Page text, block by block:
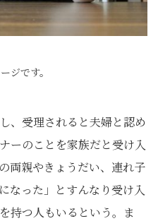
ジです。
、受理されると夫婦と認め
ーのことを家族だと受け入
両親やきょうだい、連れ子
なった」とすんなり受け入
持つ人もいるという。ま